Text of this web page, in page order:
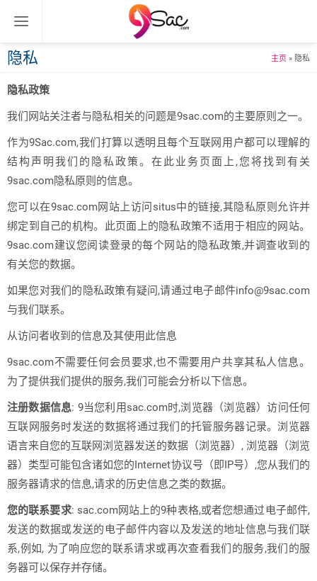
主页 » 隐私
隐私
隐私政策
我们网站关注者与隐私相关的问题是9sac.com的主要原则之一。
作为9Sac.com,我们打算以透明且每个互联网用户都可以理解的
结构声明我们的隐私政策。在此业务页面上,您将找到有关
9sac.com隐私原则的信息。
您可以在9sac.com网站上访问situs中的链接,其隐私原则允许并
绑定到自己的机构。此页面上的隐私政策不适用于相应的网站。
9sac.com建议您阅读登录的每个网站的隐私政策,并调查收到的
有关您的数据。
如果您对我们的隐私政策有疑问,请通过电子邮件info@9sac.com
与我们联系。
从访问者收到的信息及其使用此信息
9sac.com不需要任何会员要求,也不需要用户共享其私人信息。
为了提供我们提供的服务,我们可能会分析以下信息。
注册数据信息: 9当您利用sac.com时,浏览器（浏览器）访问任何
互联网服务时发送的数据将通过我们的托管服务器记录。浏览器
语言来自您的互联网浏览器发送的数据（浏览器）, 浏览器（浏览
器）类型可能包含诸如您的Internet协议号（即IP号）,您从我们的
服务器请求的信息,请求的历史信息之类的数据。
您的联系要求: sac.com网站上的9种表格,或者您想通过电子邮件,
发送的数据或发送的电子邮件内容以及发送的地址信息与我们联
系,例如, 为了响应您的联系请求或再次查看我们的服务,我们的服
务器可以保存并存储。